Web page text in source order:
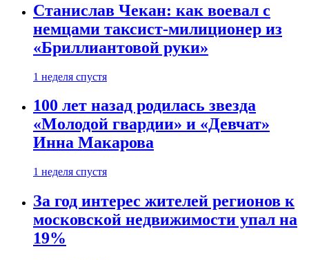
Станислав Чекан: как воевал с
немцами таксист-милиционер из
«Бриллиантовой руки»
1 неделя спустя
100 лет назад родилась звезда
«Молодой гвардии» и «Девчат»
Инна Макарова
1 неделя спустя
За год интерес жителей регионов к
московской недвижимости упал на
19%